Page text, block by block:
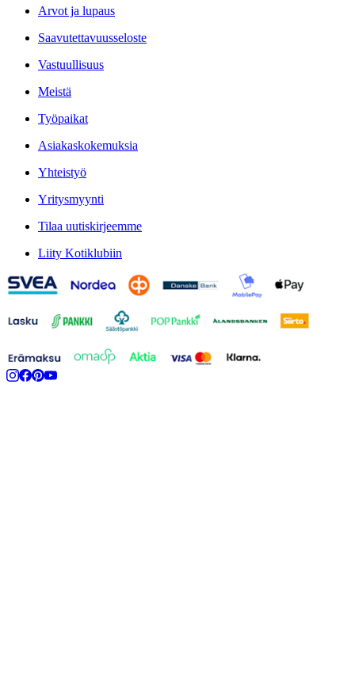
Arvot ja lupaus
Saavutettavuusseloste
Vastuullisuus
Meistä
Työpaikat
Asiakaskokemuksia
Yhteistyö
Yritysmyynti
Tilaa uutiskirjeemme
Liity Kotiklubiin